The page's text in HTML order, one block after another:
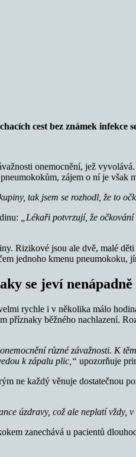
cest bez známek infekce
onemocnění, jež
zájem o ní je však
tak jsem se rozhodl, že to
„Lékaři potvrzují, že
Rizikové jsou ale dvě, malé
jednoho kmenu pneumokoku,
se jeví nenápadně
rychle i v několika málo
příznaky běžného nachlazení.
různé závažnosti. K
k zápalu plic,“ upozorňuje
ne každý věnuje dostatečnou
úzdravy, což ale neplatí vždy,
zanechává u pacientů